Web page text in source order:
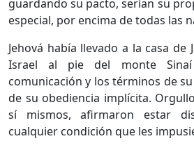
guardando su pacto, serían su
especial, por encima de todas las
Jehová había llevado a la casa de
Israel al pie del monte
comunicación y los términos de
de su obediencia implícita.
sí mismos, afirmaron estar
cualquier condición que les